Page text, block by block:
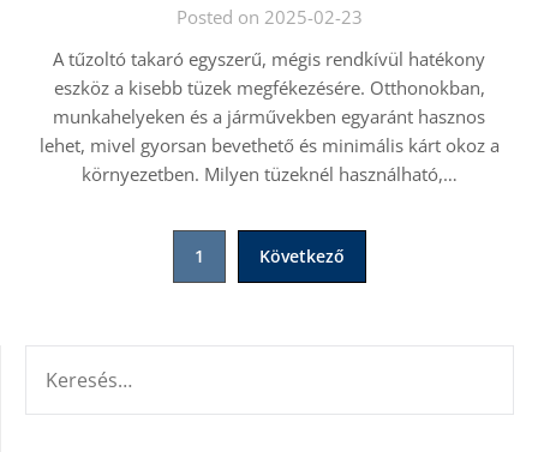
Posted on 2025-02-23
A tűzoltó takaró egyszerű, mégis rendkívül hatékony
eszköz a kisebb tüzek megfékezésére. Otthonokban,
munkahelyeken és a járművekben egyaránt hasznos
lehet, mivel gyorsan bevethető és minimális kárt okoz a
környezetben. Milyen tüzeknél használható,…
1 Következő